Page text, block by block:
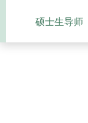
硕士生导师